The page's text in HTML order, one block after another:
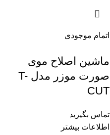
اتمام موجودی
ماشین اصلاح موی
صورت موزر مدل T-
CUT
تماس بگیرید
اطلاعات بیشتر